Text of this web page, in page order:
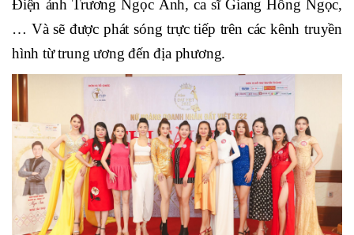
Điện ảnh Trương Ngọc Ánh, ca sĩ Giang Hồng Ngọc,
… Và sẽ được phát sóng trực tiếp trên các kênh truyền
hình từ trung ương đến địa phương.